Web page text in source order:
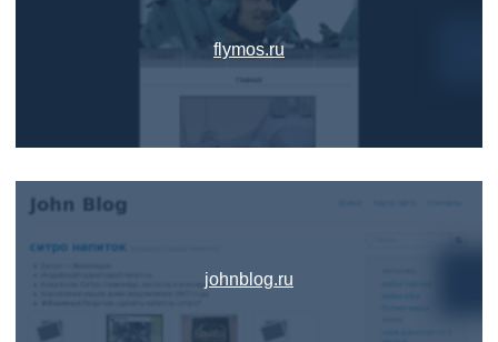
flymos.ru
johnblog.ru